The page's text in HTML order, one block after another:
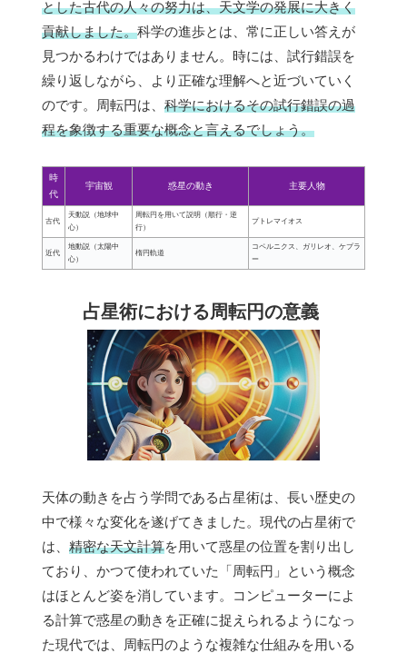
とした古代の人々の努力は、天文学の発展に大きく
貢献しました。科学の進歩とは、常に正しい答えが
見つかるわけではありません。時には、試行錯誤を
繰り返しながら、より正確な理解へと近づいていく
のです。周転円は、 科学におけるその試行錯誤の過
程を象徴する重要な概念と言えるでしょう。
時
代
宇宙観 惑星の動き 主要人物
古代
天動説（地球中
心）
周転円を用いて説明（順行・逆
行）
プトレマイオス
近代
地動説（太陽中
心）
楕円軌道
コペルニクス、ガリレオ、ケプラ
ー
占星術における周転円の意義
天体の動きを占う学問である占星術は、長い歴史の
中で様々な変化を遂げてきました。現代の占星術で
は、 精密な天文計算を用いて惑星の位置を割り出し
ており、かつて使われていた「周転円」という概念
はほとんど姿を消しています。コンピューターによ
る計算で惑星の動きを正確に捉えられるようになっ
た現代では、周転円のような複雑な仕組みを用いる